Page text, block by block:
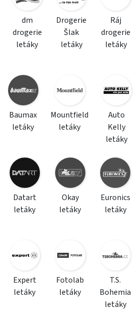
dm
drogerie
letáky
Drogerie
Šlak
letáky
Ráj
drogerie
letáky
Baumax
letáky
Mountfield
letáky
Auto
Kelly
letáky
Datart
letáky
Okay
letáky
Euronics
letáky
Expert
letáky
Fotolab
letáky
T.S.
Bohemia
letáky